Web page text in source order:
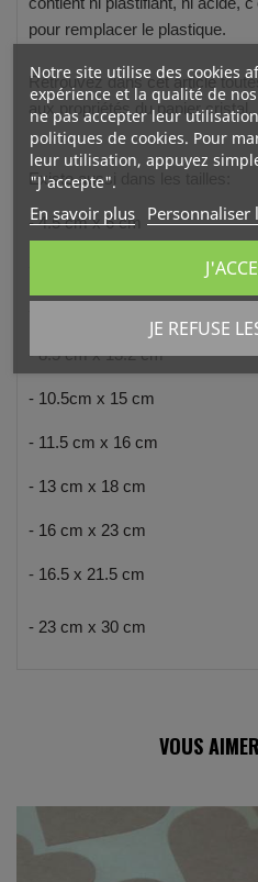
pour remplacer le plastique.
Retrouvez danscet article
aux propriétés du papier cristal.
Existe aussi dans les tailles:
- 4.5 cm x 6 cm
- 8.5 cm x 13.2 cm
- 10.5cm x 15 cm
- 11.5 cm x 16 cm
- 13 cm x 18 cm
- 16 cm x 23 cm
- 16.5 x 21.5 cm
- 23 cm x 30 cm
VOUS
Notre site utilise des cookies
expérience et la qualité de
ne pas accepter leur
politiques de cookies. Pour
leur utilisation, appuyez
"J'accepte".
En savoir plus Personnaliser
JE REFUSE